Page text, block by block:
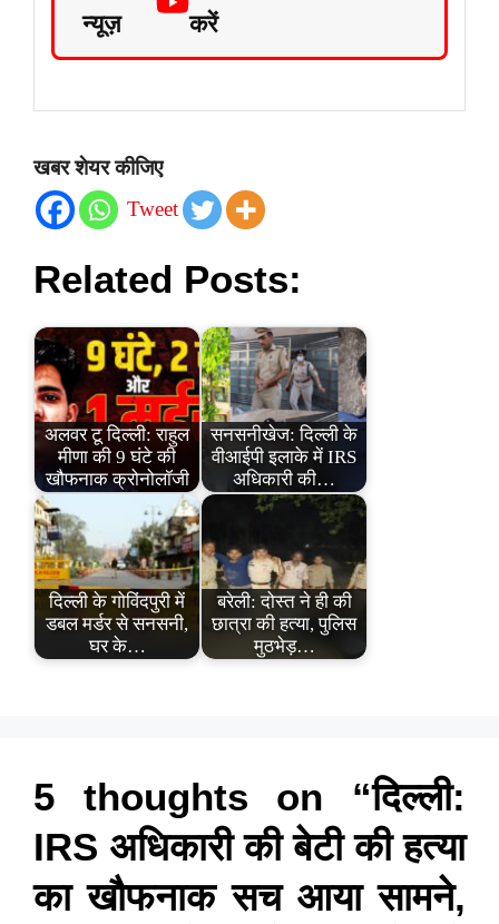
न्यूज़
करें
खबर शेयर कीजिए
Tweet
Related Posts:
अलवर टू दिल्ली: राहुल
मीणा की 9 घंटे की
खौफनाक क्रोनोलॉजी
सनसनीखेज: दिल्ली के
वीआईपी इलाके में IRS
अधिकारी की…
दिल्ली के गोविंदपुरी में
डबल मर्डर से सनसनी,
घर के…
बरेली: दोस्त ने ही की
छात्रा की हत्या, पुलिस
मुठभेड़…
5 thoughts on “दिल्ली:
IRS अधिकारी की बेटी की हत्या
का खौफनाक सच आया सामने,